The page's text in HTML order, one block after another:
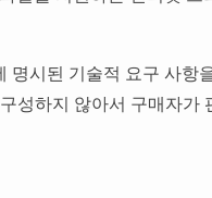
시된 기술적 요구 사항
성하지 않아서 구매자가